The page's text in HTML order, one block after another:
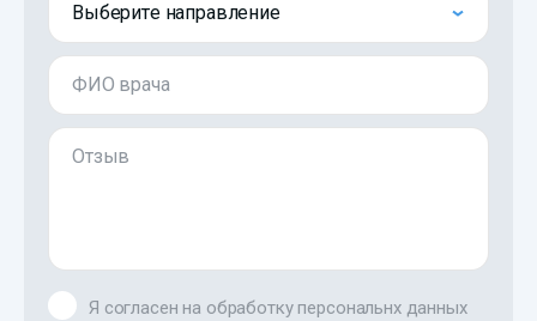
Выберите направление
ФИО врача
Отзыв
Я согласен на обработку персональнх данных